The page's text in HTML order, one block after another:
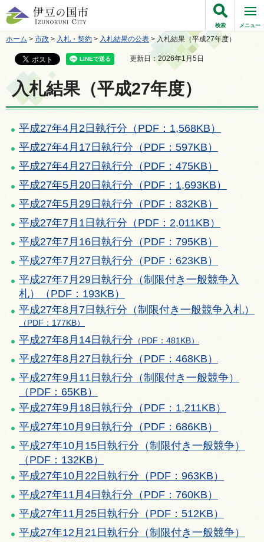
伊豆の国市
検索 メニュー
ホーム > 市政 > 入札・契約 > 入札結果の公表 > 入札結果（平成27年度）
更新日：2026年1月5日
入札結果（平成27年度）
平成27年4月2日執行分（PDF：1,568KB）
平成27年4月17日執行分（PDF：597KB）
平成27年4月27日執行分（PDF：475KB）
平成27年5月20日執行分（PDF：1,693KB）
平成27年5月29日執行分（PDF：832KB）
平成27年7月1日執行分（PDF：2,011KB）
平成27年7月16日執行分（PDF：795KB）
平成27年7月27日執行分（PDF：623KB）
平成27年7月29日執行分（制限付き一般競争入
札）（PDF：193KB）
平成27年8月7 日執行分（制限付き一般競争入札）
（PDF：177KB）
平成27年8月14 日執行分 （PDF：481KB）
平成27年8月27日執行分（PDF：468KB）
平成27年9月11日執行分（制限付き一般競争）
（PDF：65KB）
平成27年9月18日執行分（PDF：1,211KB）
平成27年10月9日執行分（PDF：686KB）
平成27年10月15日執行分（制限付き一般競争）
（PDF：132KB）
平成27年10月22日執行分（PDF：963KB）
平成27年11月4日執行分（PDF：760KB）
平成27年11月25日執行分（PDF：512KB）
平成27年12月21日執行分（制限付き一般競争）